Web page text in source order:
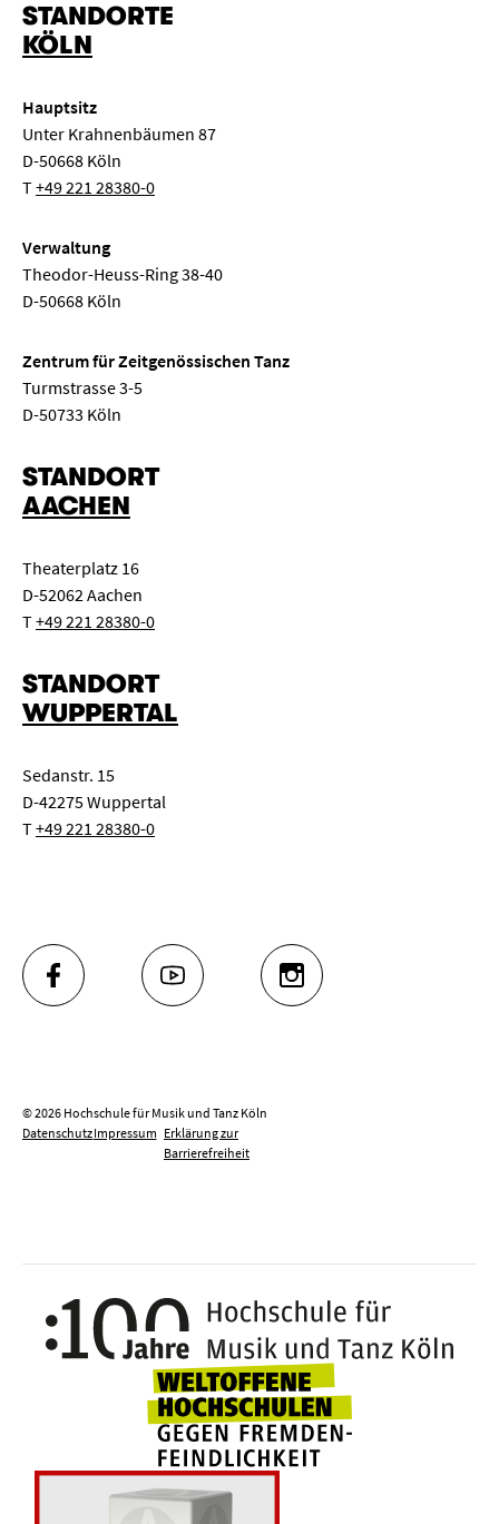
STANDORTE
KÖLN
Hauptsitz
Unter Krahnenbäumen 87
D-50668 Köln
T+49 221 28380-0
Verwaltung
Theodor-Heuss-Ring 38-40
D-50668 Köln
Zentrum für Zeitgenössischen Tanz
Turmstrasse 3-5
D-50733 Köln
STANDORT
AACHEN
Theaterplatz 16
D-52062 Aachen
T+49 221 28380-0
STANDORT
WUPPERTAL
Sedanstr. 15
D-42275 Wuppertal
T+49 221 28380-0
FACEBOOK YOUTUBE INSTAGRAM
© 2026 Hochschule für Musik und Tanz Köln
DatenschutzImpressum Erklärung zur
Barrierefreiheit